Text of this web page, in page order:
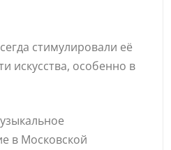
стимулировали её
искусства, особенно в
в Московской